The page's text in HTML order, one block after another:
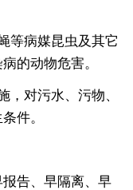
等病媒昆虫及其它
的动物危害。
，对污水、污物、
件。
告、早隔离、早